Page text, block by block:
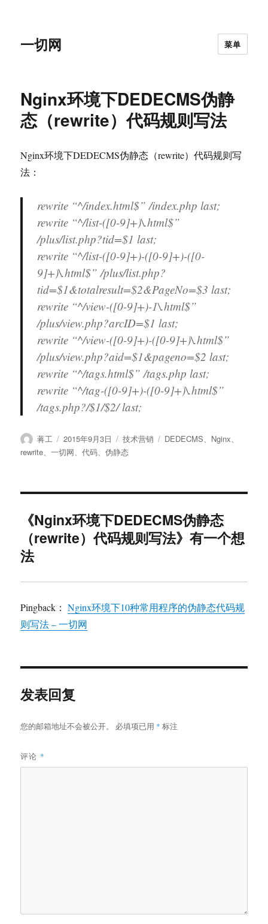
一切网 菜单
Nginx环境下DEDECMS伪静
态（rewrite）代码规则写法
Nginx环境下DEDECMS伪静态（rewrite）代码规则写
法：
rewrite “^/index.html$” /index.php last;
rewrite “^/list-([0-9]+)\.html$”
/plus/list.php?tid=$1 last;
rewrite “^/list-([0-9]+)-([0-9]+)-([0-
9]+)\.html$” /plus/list.php?
tid=$1&totalresult=$2&PageNo=$3 last;
rewrite “^/view-([0-9]+)-1\.html$”
/plus/view.php?arcID=$1 last;
rewrite “^/view-([0-9]+)-([0-9]+)\.html$”
/plus/view.php?aid=$1&pageno=$2 last;
rewrite “^/tags.html$” /tags.php last;
rewrite “^/tag-([0-9]+)-([0-9]+)\.html$”
/tags.php?/$1/$2/ last;
作
者
蒋工
发
布
2015年9月3日
分
类
技术营销
标
DEDECMS、 Nginx、
rewrite、一切网、代码、伪静态
《Nginx环境下DEDECMS伪静态
（rewrite）代码规则写法》有一个想
法
Pingback：Nginx环境下10种常用程序的伪静态代码规
则写法 – 一切网
发表回复
您的邮箱地址不会被公开。 必填项已用 * 标注
评论 *